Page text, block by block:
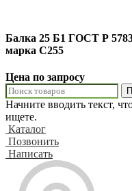
Балка 25 Б1 ГОСТ Р
марка С255
Цена по запросу
Начните вводить текст,
ищете.
Каталог
Позвонить
Написать